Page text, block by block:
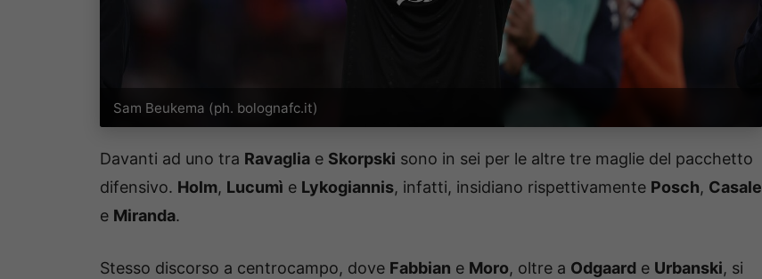
Sam Beukema (ph. bolognafc.it)
Davanti ad uno tra Ravaglia e Skorpski sono in sei per le altre tre maglie del pacchetto
difensivo. Holm, Lucumì e Lykogiannis, infatti, insidiano rispettivamente Posch, Casale
e Miranda.
Stesso discorso a centrocampo, dove Fabbian e Moro, oltre a Odgaard e Urbanski, si